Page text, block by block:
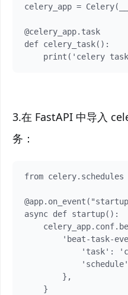
celery_app =
@celery_app.task
def celery_task():
print('celery
3.在 FastAPI 中导入
务：
from
async def startup():
'beat-task-
'task':
        },
    }